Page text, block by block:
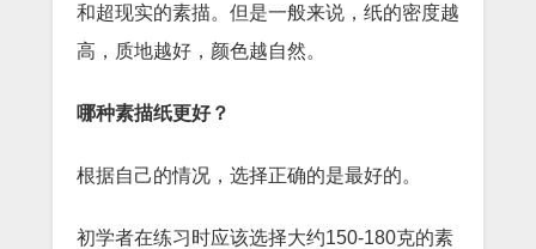
和超现实的素描。但是一般来说，纸的密度越
高，质地越好，颜色越自然。
哪种素描纸更好？
根据自己的情况，选择正确的是最好的。
初学者在练习时应该选择大约150-180克的素